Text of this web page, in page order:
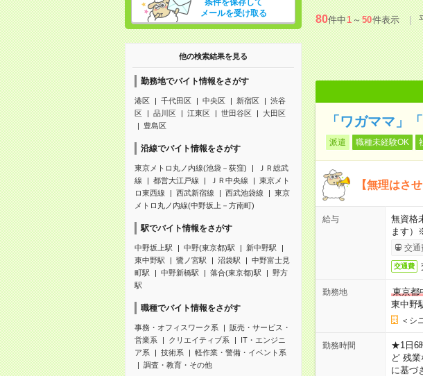
メールを受け取る
他の検索結果を見る
勤務地でバイト情報をさがす
港区 千代田区 中央区 新宿区
渋谷
区
品川区 江東区 世田谷区
大田区
豊島区
沿線でバイト情報をさがす
東京メトロ丸ノ内線(池袋－荻窪)
ＪＲ総武
線
都営大江戸線 ＪＲ中央線
東京メト
ロ東西線
西武新宿線 西武池袋線
東京
メトロ丸ノ内線(中野坂上－方南町)
駅でバイト情報をさがす
中野坂上駅 中野(東京都)駅
新中野駅
東中野駅
鷺ノ宮駅 沼袋駅
中野富士見
町駅
中野新橋駅 落合(東京都)駅
野方
駅
職種でバイト情報をさがす
事務・オフィスワーク系
販売・サービス・
営業系
クリエイティブ系
IT・エンジニ
ア系
技術系
軽作業・警備・イベント系
調査・教育・その他
80件中1～50件表示
「ワガママ」
派遣 職種未経験OK
【無理はさ
給与
無資格
ます）
交通
交通費
勤務地
東京都
東中野
＜シ
勤務時間
★1日6
ど 残
に基づ